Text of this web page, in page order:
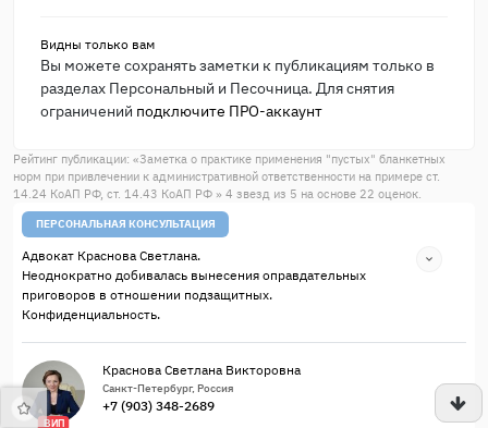
Видны только вам
Вы можете сохранять заметки к публикациям только в
разделах Персональный и Песочница. Для снятия
ограничений подключите ПРО-аккаунт
Рейтинг публикации: «Заметка о практике применения "пустых" бланкетных
норм при привлечении к административной ответственности на примере ст.
14.24 КоАП РФ, ст. 14.43 КоАП РФ » 4 звезд из 5 на основе 22 оценок.
ПЕРСОНАЛЬНАЯ КОНСУЛЬТАЦИЯ
Адвокат Краснова Светлана.
Неоднократно добивалась вынесения оправдательных
приговоров в отношении подзащитных.
Конфиденциальность.
ВИП
Краснова Светлана Викторовна
Санкт-Петербург, Россия
+7 (903) 348-2689